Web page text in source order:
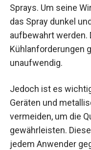
Sprays. Um seine
das Spray dunkel
aufbewahrt werden.
Kühlanforderungen
unaufwendig.
Jedoch ist es
Geräten und
vermeiden, um die
gewährleisten.
jedem Anwender